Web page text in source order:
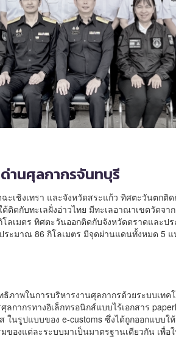
ด่านศุลกากรจันทบุรี
ะเชิงเทรา และจังหวัดสระแก้ว ทิศตะวันตกติ
ติดกับทะเลฝั่งอ่าวไทย มีทะเลอาณาเขตวัดจา
ลเมตร ทิศตะวันออกติดกับจังหวัดตราดและปร
ระมาณ 86 กิโลเมตร มีจุดผ่านแดนทั้งหมด 5 แ
ภาพในการบริหารงานศุลกากรด้วยระบบเทค
กากรทางอิเล็กทรอนิกส์แบบไร้เอกสาร
ในรูปแบบของ e-customs ซึ่งได้ถูกออกแบบใ
องแต่ละระบบมาเป็นมาตรฐานเดียวกัน เพื่อ